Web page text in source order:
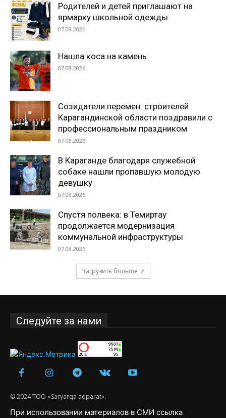
Родителей и детей приглашают на
ярмарку школьной одежды
07.08.2026
Нашла коса на камень
07.08.2026
Созидатели перемен: строителей
Карагандинской области поздравили с
профессиональным праздником
07.08.2026
В Караганде благодаря служебной
собаке нашли пропавшую молодую
девушку
07.08.2026
Спустя полвека: в Темиртау
продолжается модернизация
коммунальной инфраструктуры
07.08.2026
Загрузить больше
Следуйте за нами
© 2024 ТОО «Saryarqa aqparat».
При использовании материалов в СМИ ссылка